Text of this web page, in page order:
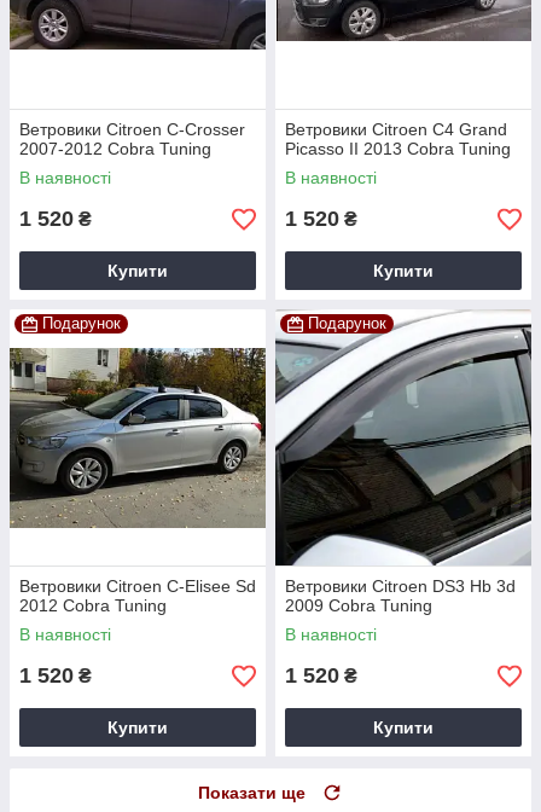
Ветровики Citroen C-Crosser
2007-2012 Cobra Tuning
В наявності
1 520 ₴
Купити
Ветровики Citroen C4 Grand
Picasso II 2013 Cobra Tuning
В наявності
1 520 ₴
Купити
Подарунок
Ветровики Citroen C-Elisee Sd
2012 Cobra Tuning
В наявності
1 520 ₴
Купити
Подарунок
Ветровики Citroen DS3 Hb 3d
2009 Cobra Tuning
В наявності
1 520 ₴
Купити
Показати ще